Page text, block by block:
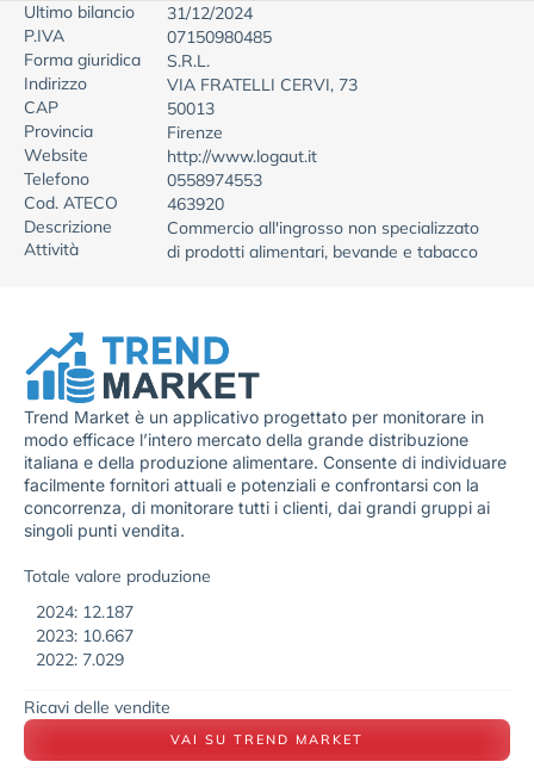
Ultimo bilancio
31/12/2024
P.IVA
07150980485
Forma giuridica
S.R.L.
Indirizzo
VIA FRATELLI CERVI, 73
CAP
50013
Provincia
Firenze
Website
http://www.logaut.it
Telefono
0558974553
Cod. ATECO
463920
Descrizione
Attività
Commercio all'ingrosso non specializzato
di prodotti alimentari, bevande e tabacco
Trend Market è un applicativo progettato per monitorare in
modo efficace l’intero mercato della grande distribuzione
italiana e della produzione alimentare. Consente di individuare
facilmente fornitori attuali e potenziali e confrontarsi con la
concorrenza, di monitorare tutti i clienti, dai grandi gruppi ai
singoli punti vendita.
Totale valore produzione
2024: 12.187
2023: 10.667
2022: 7.029
Ricavi delle vendite
VAI SU TREND MARKET